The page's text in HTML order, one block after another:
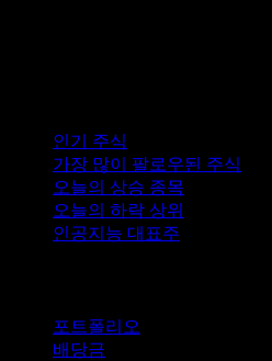
인기 주식
가장 많이 팔로우된 주식
오늘의 상승 종목
오늘의 하락 상위
인공지능 대표주
포트폴리오
배당금